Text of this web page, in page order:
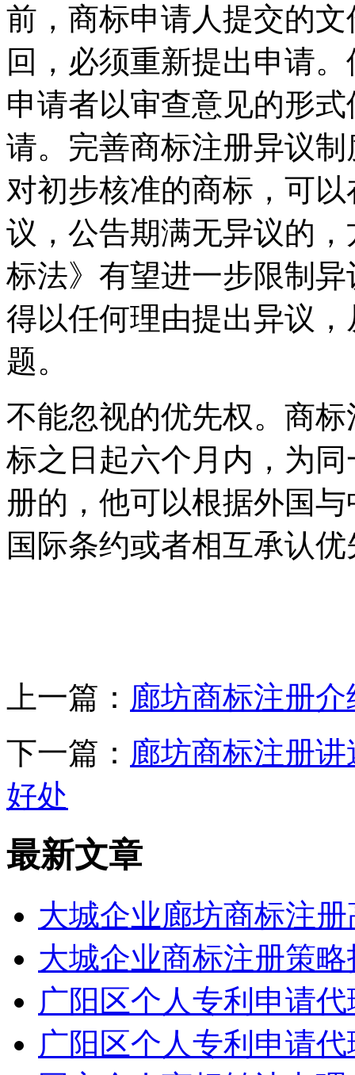
前，商标申请人提交的
回，必须重新提出申请
申请者以审查意见的形
请。完善商标注册异议
对初步核准的商标，可
议，公告期满无异议的
标法》有望进一步限制
得以任何理由提出异议
题。
不能忽视的优先权。商
标之日起六个月内，为
册的，他可以根据外国
国际条约或者相互承认
上一篇： 廊坊商标注册
下一篇： 廊坊商标注册
好处
最新文章
大城企业廊坊商标注
大城企业商标注册策略
广阳区个人专利申请
广阳区个人专利申请